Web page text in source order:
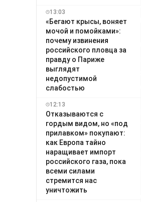
13:03
«Бегают крысы, воняет
мочой и помойками»:
почему извинения
российского пловца за
правду о Париже
выглядят
недопустимой
слабостью
12:13
Отказываются с
гордым видом, но «под
прилавком» покупают:
как Европа тайно
наращивает импорт
российского газа, пока
всеми силами
стремится нас
уничтожить